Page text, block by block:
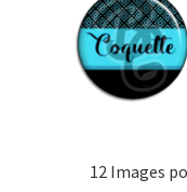
12 Images